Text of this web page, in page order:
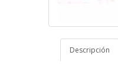
Descripción